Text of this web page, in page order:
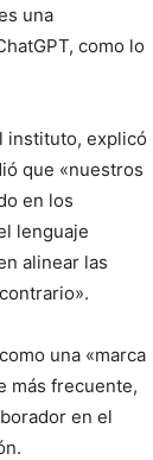
una
como lo
instituto, explicó
que «nuestros
en los
lenguaje
alinear las
una «marca
más frecuente,
en el